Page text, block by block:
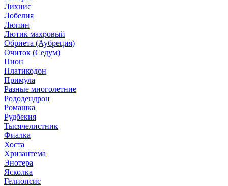
Лихнис
Лобелия
Люпин
Лютик махровый
Обриета (Аубреция)
Очиток (Седум)
Пион
Платикодон
Примула
Разные многолетние
Рододендрон
Ромашка
Рудбекия
Тысячелистник
Фиалка
Хоста
Хризантема
Энотера
Ясколка
Гелиопсис